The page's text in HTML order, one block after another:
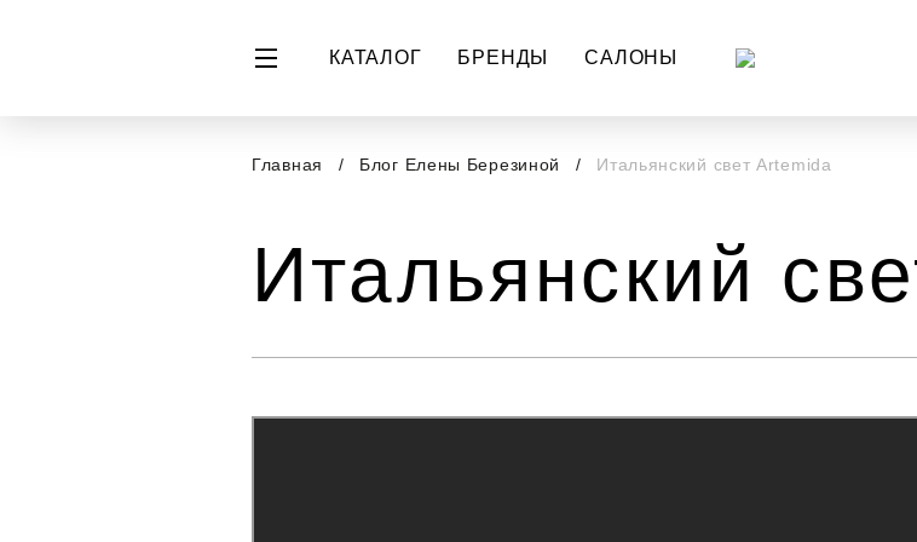
КАТАЛОГ БРЕНДЫ САЛОНЫ
Главная Блог Елены Березиной Итальянский свет Artemida
Итальянский